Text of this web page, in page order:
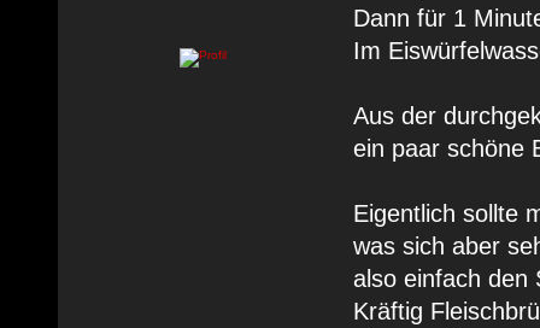
Dann für 1
Im
Aus der
ein paar schöne
Eigentlich sollte
was sich aber
also einfach den
Kräftig